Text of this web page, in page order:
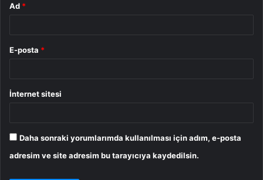
Ad *
E-posta *
İnternet sitesi
Daha sonraki yorumlarımda kullanılması için adım, e-posta
adresim ve site adresim bu tarayıcıya kaydedilsin.